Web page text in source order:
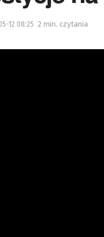
12 08:25 2 min. czytania